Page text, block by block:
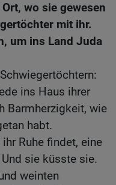
wo sie gewesen
mit ihr.
um ins Land Juda
ins Haus ihrer
Barmherzigkeit, wie
habt.
Ruhe findet, eine
sie küsste sie.
weinten